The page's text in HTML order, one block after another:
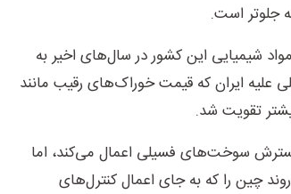
شیمیایی این کشور در سال‌های اخیر به
ایران که قیمت خوراک‌های رقیب مانند
تقویت شد.
سوخت‌های فسیلی اعمال می‌کند، اما
چین را که به جای اعمال کنترل‌های